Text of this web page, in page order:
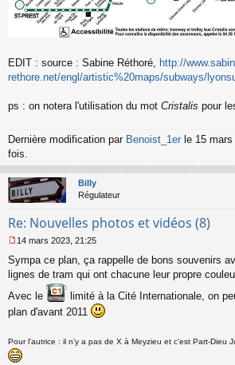
EDIT : source : Sabine Réthoré, http://
rethore.net/engl/artistic%20maps/subways/
ps : on notera l'utilisation du mot Cristalis pour
Dernière modification par Benoist_1er le 15 mars
fois.
Billy
Régulateur
Re: Nouvelles photos et vidéos (8)
e
s
a
g
o
n
14 mars 2023, 21:25
Sympa ce plan, ça rappelle de bons souvenirs
lignes de tram qui ont chacune leur propre
Avec le
limité à la Cité Internationale, on
plan d'avant 2011
Pour l'autrice : il n'y a pas de X à Meyzieu et c'est Part-Dieu